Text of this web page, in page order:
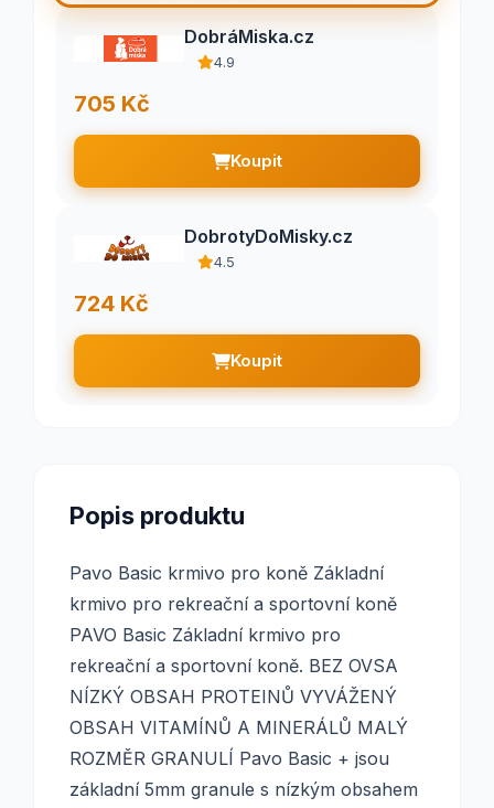
DobráMiska.cz
4.9
705 Kč
Koupit
DobrotyDoMisky.cz
4.5
724 Kč
Koupit
Popis produktu
Pavo Basic krmivo pro koně Základní
krmivo pro rekreační a sportovní koně
PAVO Basic Základní krmivo pro
rekreační a sportovní koně. BEZ OVSA
NÍZKÝ OBSAH PROTEINŮ VYVÁŽENÝ
OBSAH VITAMÍNŮ A MINERÁLŮ MALÝ
ROZMĚR GRANULÍ Pavo Basic + jsou
základní 5mm granule s nízkým obsahem